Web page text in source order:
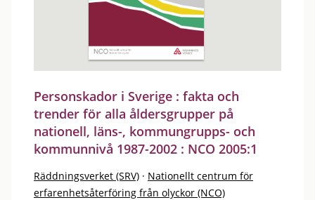
Personskador i Sverige : fakta och
trender för alla åldersgrupper på
nationell, läns-, kommungrupps- och
kommunnivå 1987-2002 : NCO 2005:1
Räddningsverket (SRV) · Nationellt centrum för
erfarenhetsåterföring från olyckor (NCO)